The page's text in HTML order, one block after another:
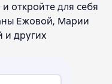
откройте для себя
Ежовой, Марии
и других